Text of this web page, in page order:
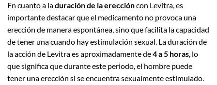
En cuanto a laduración de la ereccióncon Levitra, es
importante destacar que el medicamento no provoca una
erección de manera espontánea, sino que facilita la capacidad
de tener una cuando hay estimulación sexual. La duración de
la acción de Levitra es aproximadamente de4 a 5 horas, lo
que significa que durante este periodo, el hombre puede
tener una erección si se encuentra sexualmente estimulado.